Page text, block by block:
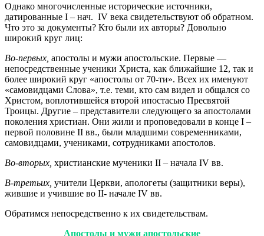
Однако многочисленные исторические источники,
датированные I – нач. IV века свидетельствуют об обратном.
Что это за документы? Кто были их авторы? Довольно
широкий круг лиц:
Во-первых, апостолы и мужи апостольские. Первые —
непосредственные ученики Христа, как ближайшие 12, так и
более широкий круг «апостолы от 70-ти». Всех их именуют
«самовидцами Слова», т.е. теми, кто сам видел и общался со
Христом, воплотившейся второй ипостасью Пресвятой
Троицы. Другие – представители следующего за апостолами
поколения христиан. Они жили и проповедовали в конце I –
первой половине II вв., были младшими современниками,
самовидцами, учениками, сотрудниками апостолов.
Во-вторых, христианские мученики II – начала IV вв.
В-третьих, учители Церкви, апологеты (защитники веры),
жившие и учившие во II- начале IV вв.
Обратимся непосредственно к их свидетельствам.
Апостолы и мужи апостольские